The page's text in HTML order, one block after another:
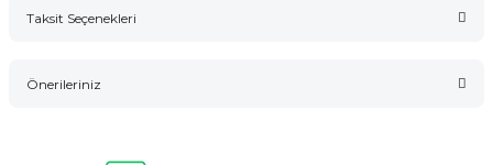
Taksit Seçenekleri
Önerileriniz